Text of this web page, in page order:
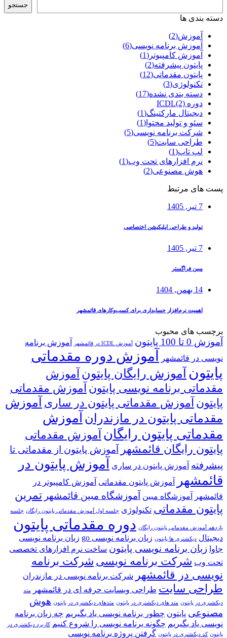
جستجو
دسته بندی ها
آموزش (2)
آموزش برنامه نویسی (6)
آموزش کامپیوتر(1)
پایتون پیشرفته(2)
پایتون مقدماتی (12)
تکنولوژی(3)
دسته بندی نشده(17)
دوره ICDL(2)
دیجیتال مارکتینگ(1)
سئو و تولید محتوا(1)
شرکت برنامه نویسی (5)
طراحی سایت(5)
لپ تاپ(1)
نرم افزارهای تحت وب(1)
هوش مصنوعی (2)
پست های مرتبط
7 تیر, 1405
تولید و طراحی اپلیکیشن اختصاصی
7 تیر, 1405
مبین فراگستر
14 بهمن, 1404
اهمیت نرم‌افزار حسابداری برای کسب‌وکارهای قائمشهر
برچسب های محبوب
آموزش 0 تا 100 پایتون آموزش ICDL در قائمشهر
آموزش برنامه
نویسی در قائمشهر
آموزش دوره مقدماتی
پایتونآموزش رایگان پایتونآموزش
مقدماتی برنامه نویسی پایتونآموزش مقدماتی
پایتونآموزش مقدماتی پایتون در ساریآموزش
مقدماتی پایتون در مازندرانآموزش
مقدماتی پایتون رایگانآموزش مقدماتی
پایتون رایگان قائمشهر آموزش پایتون از مقدماتی تا
پیشرفته آموزش پایتون در ساری آموزش پایتون در
قائمشهر
آموزش پایتون مقدماتی آموزش کامپیوتر در
قائمشهر
آموزشگاه مبین آموزشگاه مبین قائمشهر تمرین
پایتون مقدماتی تکنولوژی جلسه اول آموزش مقدماتی پایتون رایگان جلسه
یازدهم آموزش مقدماتی پایتون رایگان دوره مقدماتی پایتون
دیجیتال دیکشنری ها پایتون زبان برنامه نویسی go
زبان برنامه نویسی
جاوا زبان برنامه نویسی پایتون ساخت نرم افزارهای تخصصی
تحت وب شرکت برنامه نویسی شرکت برنامه
نویسی در قائمشهر
شرکت برنامه نویسی در مازندران
طراحی سایت طراحی وبسایت حرفه ای در قائمشهر متد
دیکشنری در پایتون متد های دیکشنری در پایتون متدهای دیکشنری در پایتون هوش
مصنوعی پایتون چطور برنامه نویسی یاد بگیریم چه زبان برنامه
نویسی یاد بگیریم چگونه برنامه نویسی را شروع کنیم کاربرد دیکشنری در
پایتون کد دیکشنری در پایتون گرفتن پروژه برنامه نویسی